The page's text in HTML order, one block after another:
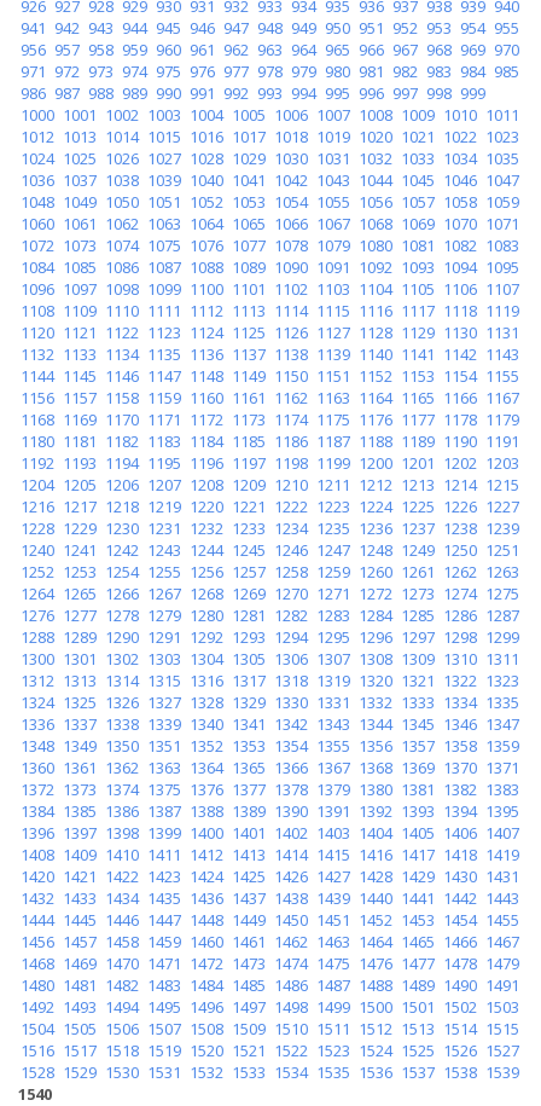
926 927 928 929 930 931 932 933 934 935 936 937 938 939 940
941 942 943 944 945 946 947 948 949 950 951 952 953 954 955
956 957 958 959 960 961 962 963 964 965 966 967 968 969 970
971 972 973 974 975 976 977 978 979 980 981 982 983 984 985
986 987 988 989 990 991 992 993 994 995 996 997 998 999
1000 1001 1002 1003 1004 1005 1006 1007 1008 1009 1010 1011
1012 1013 1014 1015 1016 1017 1018 1019 1020 1021 1022 1023
1024 1025 1026 1027 1028 1029 1030 1031 1032 1033 1034 1035
1036 1037 1038 1039 1040 1041 1042 1043 1044 1045 1046 1047
1048 1049 1050 1051 1052 1053 1054 1055 1056 1057 1058 1059
1060 1061 1062 1063 1064 1065 1066 1067 1068 1069 1070 1071
1072 1073 1074 1075 1076 1077 1078 1079 1080 1081 1082 1083
1084 1085 1086 1087 1088 1089 1090 1091 1092 1093 1094 1095
1096 1097 1098 1099 1100 1101 1102 1103 1104 1105 1106 1107
1108 1109 1110 1111 1112 1113 1114 1115 1116 1117 1118 1119
1120 1121 1122 1123 1124 1125 1126 1127 1128 1129 1130 1131
1132 1133 1134 1135 1136 1137 1138 1139 1140 1141 1142 1143
1144 1145 1146 1147 1148 1149 1150 1151 1152 1153 1154 1155
1156 1157 1158 1159 1160 1161 1162 1163 1164 1165 1166 1167
1168 1169 1170 1171 1172 1173 1174 1175 1176 1177 1178 1179
1180 1181 1182 1183 1184 1185 1186 1187 1188 1189 1190 1191
1192 1193 1194 1195 1196 1197 1198 1199 1200 1201 1202 1203
1204 1205 1206 1207 1208 1209 1210 1211 1212 1213 1214 1215
1216 1217 1218 1219 1220 1221 1222 1223 1224 1225 1226 1227
1228 1229 1230 1231 1232 1233 1234 1235 1236 1237 1238 1239
1240 1241 1242 1243 1244 1245 1246 1247 1248 1249 1250 1251
1252 1253 1254 1255 1256 1257 1258 1259 1260 1261 1262 1263
1264 1265 1266 1267 1268 1269 1270 1271 1272 1273 1274 1275
1276 1277 1278 1279 1280 1281 1282 1283 1284 1285 1286 1287
1288 1289 1290 1291 1292 1293 1294 1295 1296 1297 1298 1299
1300 1301 1302 1303 1304 1305 1306 1307 1308 1309 1310 1311
1312 1313 1314 1315 1316 1317 1318 1319 1320 1321 1322 1323
1324 1325 1326 1327 1328 1329 1330 1331 1332 1333 1334 1335
1336 1337 1338 1339 1340 1341 1342 1343 1344 1345 1346 1347
1348 1349 1350 1351 1352 1353 1354 1355 1356 1357 1358 1359
1360 1361 1362 1363 1364 1365 1366 1367 1368 1369 1370 1371
1372 1373 1374 1375 1376 1377 1378 1379 1380 1381 1382 1383
1384 1385 1386 1387 1388 1389 1390 1391 1392 1393 1394 1395
1396 1397 1398 1399 1400 1401 1402 1403 1404 1405 1406 1407
1408 1409 1410 1411 1412 1413 1414 1415 1416 1417 1418 1419
1420 1421 1422 1423 1424 1425 1426 1427 1428 1429 1430 1431
1432 1433 1434 1435 1436 1437 1438 1439 1440 1441 1442 1443
1444 1445 1446 1447 1448 1449 1450 1451 1452 1453 1454 1455
1456 1457 1458 1459 1460 1461 1462 1463 1464 1465 1466 1467
1468 1469 1470 1471 1472 1473 1474 1475 1476 1477 1478 1479
1480 1481 1482 1483 1484 1485 1486 1487 1488 1489 1490 1491
1492 1493 1494 1495 1496 1497 1498 1499 1500 1501 1502 1503
1504 1505 1506 1507 1508 1509 1510 1511 1512 1513 1514 1515
1516 1517 1518 1519 1520 1521 1522 1523 1524 1525 1526 1527
1528 1529 1530 1531 1532 1533 1534 1535 1536 1537 1538 1539
1540